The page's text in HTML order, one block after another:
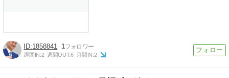
1858841 1
週間IN:2 週間OUT:6 月間IN:2